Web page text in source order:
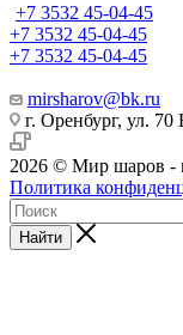
+7 3532 45-04-45
+7 3532 45-04-45
+7 3532 45-04-45
mirsharov@bk.ru
г. Оренбург, ул.
2026 © Мир шаров -
Политика
Найти